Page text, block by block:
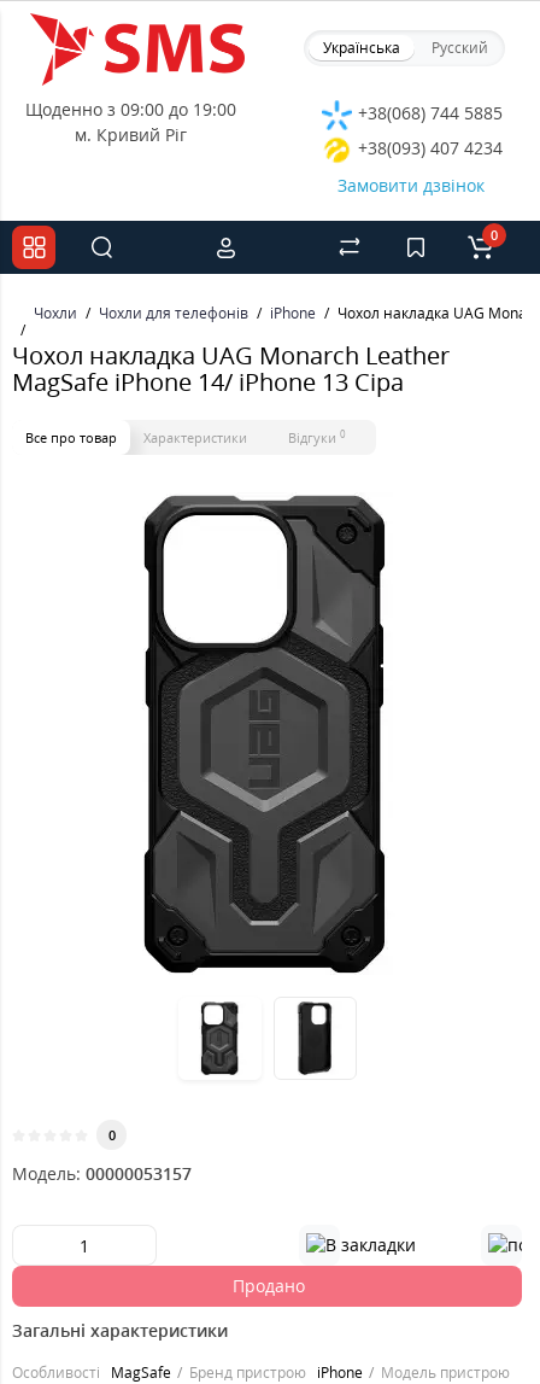
Українська Русский
Щоденно з 09:00 до 19:00
м. Кривий Ріг
+38(068) 744 5885
+38(093) 407 4234
Замовити дзвінок
0
Чохли Чохли для телефонів iPhone Чохол накладка UAG
Чохол накладка UAG Monarch Leather
MagSafe iPhone 14/ iPhone 13 Сіра
Все про товар Характеристики Відгуки 0
0
Модель: 00000053157
Продано
Загальні характеристики
Особливості MagSafe Бренд пристрою iPhone
Модель пристрою